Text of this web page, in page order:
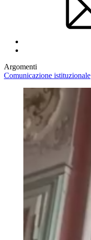
Argomenti
Comunicazione istituzionale